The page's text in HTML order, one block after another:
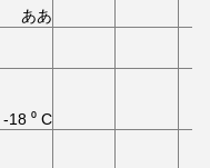
ああ
-18 ⁰ C